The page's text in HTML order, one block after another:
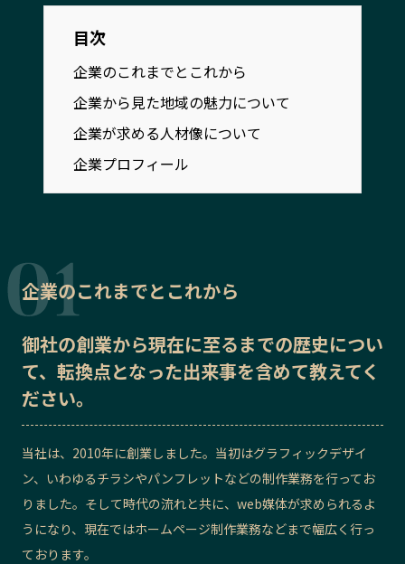
熊本エリア
宮崎エリア
鹿児島エリア
沖縄エリア
カテゴリから探す
MILCプロジェクト
Localist
SDGsの先駆者
地域豆知識
ニッポンの百選大全集
Sporkle
「人」から探す
記事ライター アンバサダー
お問い合わせ
目次
企業のこれまでとこれから
企業から見た地域の魅力について
企業が求める人材像について
企業プロフィール
企業のこれまでとこれから
御社の創業から現在に至るまでの歴史につい
て、転換点となった出来事を含めて教えてく
ださい。
当社は、2010年に創業しました。当初はグラフィックデザイ
ン、いわゆるチラシやパンフレットなどの制作業務を行ってお
りました。そして時代の流れと共に、web媒体が求められるよ
うになり、現在ではホームページ制作業務などまで幅広く行っ
ております。